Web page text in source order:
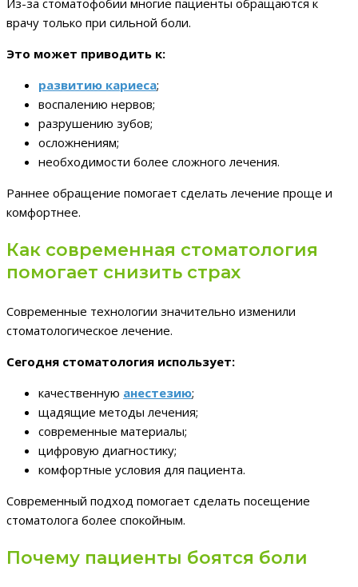
врачу только при сильной боли.
Это может приводить к:
развитию кариеса;
воспалению нервов;
разрушению зубов;
осложнениям;
необходимости более сложного лечения.
Раннее обращение помогает сделать лечение проще и
комфортнее.
Как современная стоматология
помогает снизить страх
Современные технологии значительно изменили
стоматологическое лечение.
Сегодня стоматология использует:
качественную анестезию;
щадящие методы лечения;
современные материалы;
цифровую диагностику;
комфортные условия для пациента.
Современный подход помогает сделать посещение
стоматолога более спокойным.
Почему пациенты боятся боли